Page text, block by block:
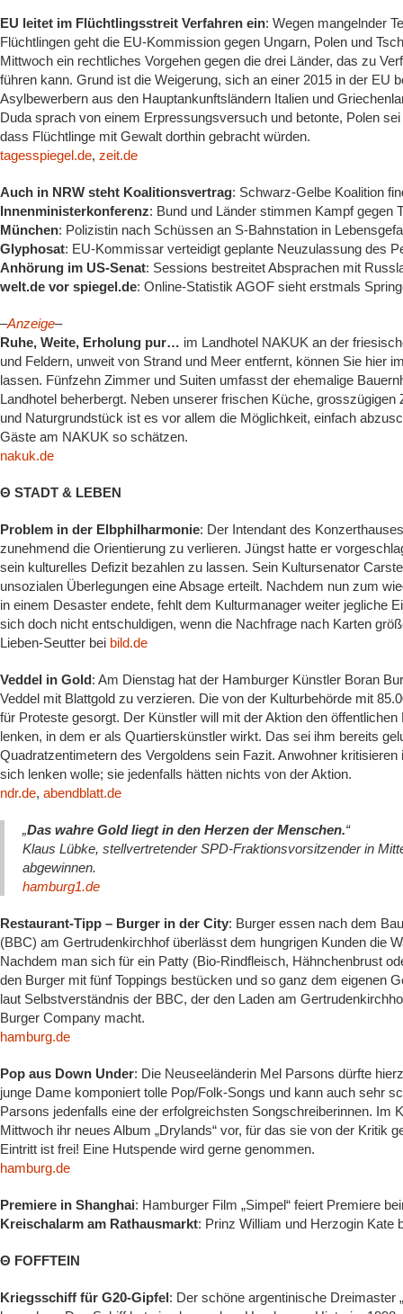
EU leitet im Flüchtlingsstreit Verfahren ein: Wegen mangelnder
Flüchtlingen geht die EU-Kommission gegen Ungarn, Polen und
Mittwoch ein rechtliches Vorgehen gegen die drei Länder, das zu
führen kann. Grund ist die Weigerung, sich an einer 2015 in der EU
Asylbewerbern aus den Hauptankunftsländern Italien und
Duda sprach von einem Erpressungsversuch und betonte, Polen
dass Flüchtlinge mit Gewalt dorthin gebracht würden.
tagesspiegel.de, zeit.de
Auch in NRW steht Koalitionsvertrag: Schwarz-Gelbe Koalition
Innenministerkonferenz: Bund und Länder stimmen Kampf gegen
München: Polizistin nach Schüssen an S-Bahnstation in
Glyphosat: EU-Kommissar verteidigt geplante Neuzulassung des
Anhörung im US-Senat: Sessions bestreitet Absprachen mit
welt.de vor spiegel.de: Online-Statistik AGOF sieht erstmals
–Anzeige–
Ruhe, Weite, Erholung pur… im Landhotel NAKUK an der
und Feldern, unweit von Strand und Meer entfernt, können Sie hier
lassen. Fünfzehn Zimmer und Suiten umfasst der ehemalige
Landhotel beherbergt. Neben unserer frischen Küche,
und Naturgrundstück ist es vor allem die Möglichkeit, einfach
Gäste am NAKUK so schätzen.
nakuk.de
Θ STADT & LEBEN
Problem in der Elbphilharmonie: Der Intendant des
zunehmend die Orientierung zu verlieren. Jüngst hatte er
sein kulturelles Defizit bezahlen zu lassen. Sein Kultursenator
unsozialen Überlegungen eine Absage erteilt. Nachdem nun zum
in einem Desaster endete, fehlt dem Kulturmanager weiter jegliche
sich doch nicht entschuldigen, wenn die Nachfrage nach Karten
Lieben-Seutter bei bild.de
Veddel in Gold: Am Dienstag hat der Hamburger Künstler Boran
Veddel mit Blattgold zu verzieren. Die von der Kulturbehörde mit
für Proteste gesorgt. Der Künstler will mit der Aktion den
lenken, in dem er als Quartierskünstler wirkt. Das sei ihm bereits
Quadratzentimetern des Vergoldens sein Fazit. Anwohner
sich lenken wolle; sie jedenfalls hätten nichts von der Aktion.
ndr.de, abendblatt.de
„Das wahre Gold liegt in den Herzen der Menschen.“
Klaus Lübke, stellvertretender SPD-Fraktionsvorsitzender in
abgewinnen.
hamburg1.de
Restaurant-Tipp – Burger in der City: Burger essen nach dem
(BBC) am Gertrudenkirchhof überlässt dem hungrigen Kunden die
Nachdem man sich für ein Patty (Bio-Rindfleisch, Hähnchenbrust
den Burger mit fünf Toppings bestücken und so ganz dem eigenen
laut Selbstverständnis der BBC, der den Laden am
Burger Company macht.
hamburg.de
Pop aus Down Under: Die Neuseeländerin Mel Parsons dürfte
junge Dame komponiert tolle Pop/Folk-Songs und kann auch sehr
Parsons jedenfalls eine der erfolgreichsten Songschreiberinnen. Im
Mittwoch ihr neues Album „Drylands“ vor, für das sie von der Kritik
Eintritt ist frei! Eine Hutspende wird gerne genommen.
hamburg.de
Premiere in Shanghai: Hamburger Film „Simpel“ feiert Premiere
Kreischalarm am Rathausmarkt: Prinz William und Herzogin
Θ FOFFTEIN
Kriegsschiff für G20-Gipfel: Der schöne argentinische Dreimaster